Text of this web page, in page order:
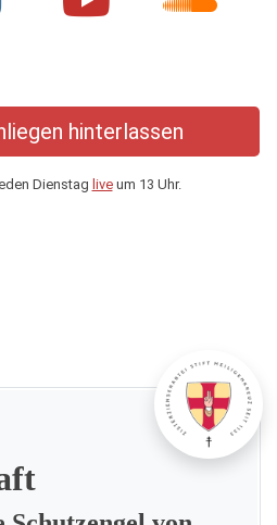
hinterlassen
Dienstag liveum 13 Uhr.